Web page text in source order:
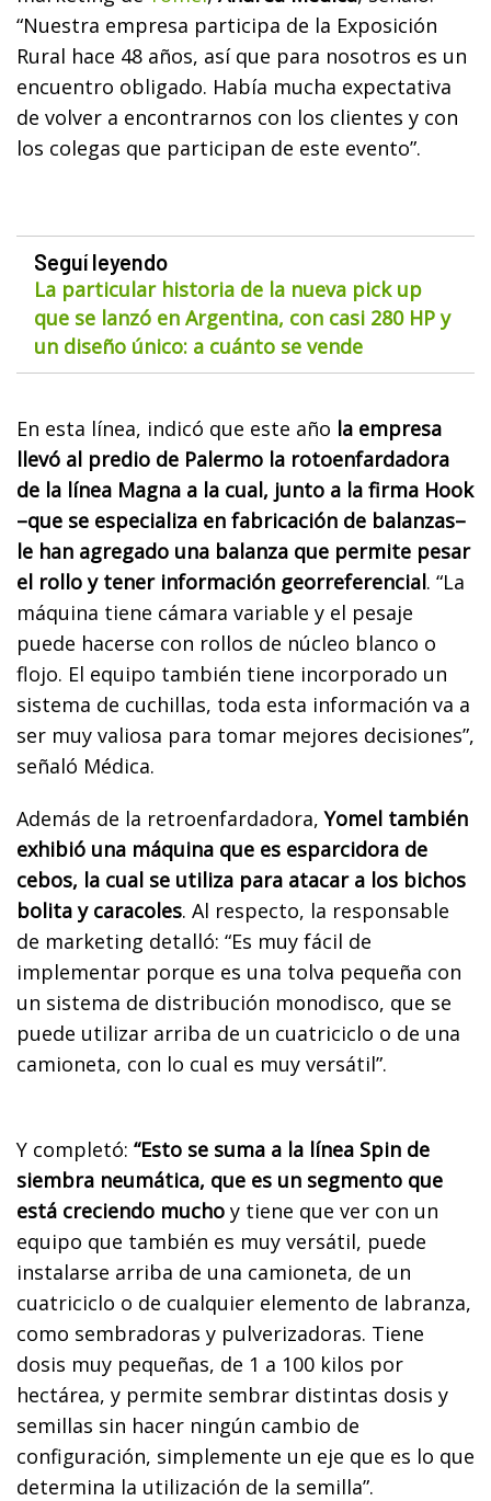
“Nuestra empresa participa de la Exposición
Rural hace 48 años, así que para nosotros es un
encuentro obligado. Había mucha expectativa
de volver a encontrarnos con los clientes y con
los colegas que participan de este evento”.
Seguí leyendo
La particular historia de la nueva pick up
que se lanzó en Argentina, con casi 280 HP y
un diseño único: a cuánto se vende
En esta línea, indicó que este año la empresa
llevó al predio de Palermo la rotoenfardadora
de la línea Magna a la cual, junto a la firma Hook
–que se especializa en fabricación de balanzas–
le han agregado una balanza que permite pesar
el rollo y tener información georreferencial. “La
máquina tiene cámara variable y el pesaje
puede hacerse con rollos de núcleo blanco o
flojo. El equipo también tiene incorporado un
sistema de cuchillas, toda esta información va a
ser muy valiosa para tomar mejores decisiones”,
señaló Médica.
Además de la retroenfardadora,Yomel también
exhibió una máquina que es esparcidora de
cebos, la cual se utiliza para atacar a los bichos
bolita y caracoles. Al respecto, la responsable
de marketing detalló: “Es muy fácil de
implementar porque es una tolva pequeña con
un sistema de distribución monodisco, que se
puede utilizar arriba de un cuatriciclo o de una
camioneta, con lo cual es muy versátil”.
Y completó: “Esto se suma a la línea Spin de
siembra neumática, que es un segmento que
está creciendo mucho y tiene que ver con un
equipo que también es muy versátil, puede
instalarse arriba de una camioneta, de un
cuatriciclo o de cualquier elemento de labranza,
como sembradoras y pulverizadoras. Tiene
dosis muy pequeñas, de 1 a 100 kilos por
hectárea, y permite sembrar distintas dosis y
semillas sin hacer ningún cambio de
configuración, simplemente un eje que es lo que
determina la utilización de la semilla”.